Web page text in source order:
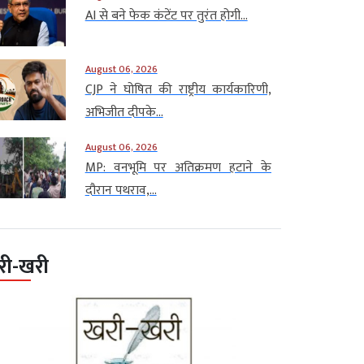
AI से बने फेक कंटेंट पर तुरंत होगी...
August 06, 2026
CJP ने घोषित की राष्ट्रीय कार्यकारिणी,
अभिजीत दीपके...
August 06, 2026
MP: वनभूमि पर अतिक्रमण हटाने के
दौरान पथराव,...
खरी